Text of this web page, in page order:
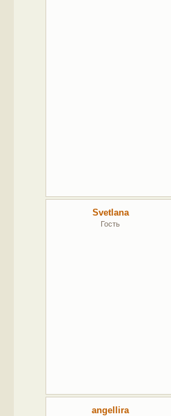
Svetlana
Гость
angellira